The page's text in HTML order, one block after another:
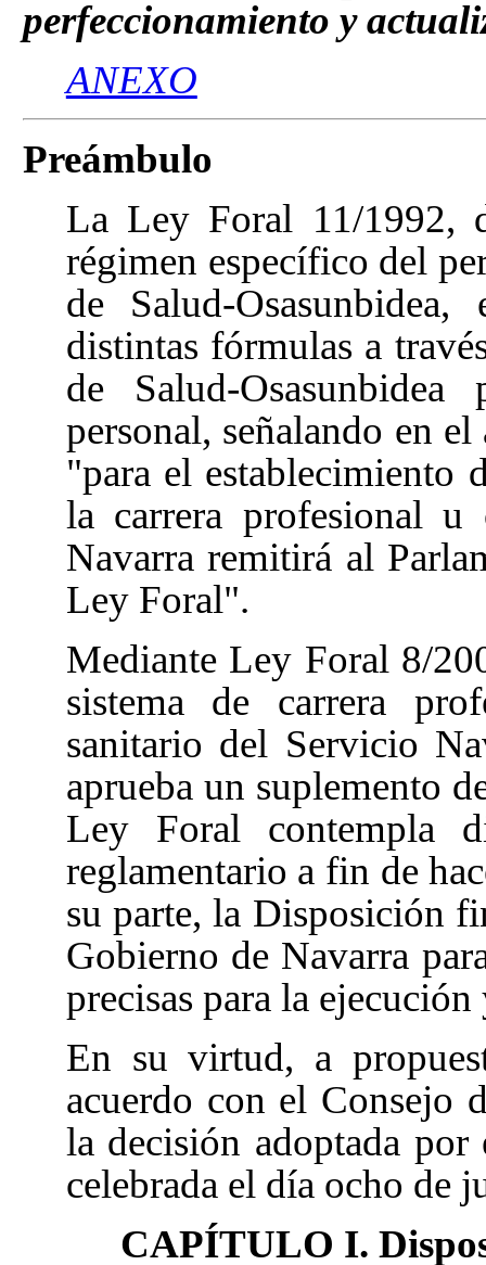
perfeccionamiento y
ANEXO
Preámbulo
La Ley Foral 11/1992,
régimen específico del
de Salud-
distintas fórmulas a
de Salud-
personal, señalando en
"para el establecimiento
la carrera profesional u
Navarra remitirá al
Ley Foral".
Mediante Ley Foral 8/
sistema de carrera
sanitario del Servicio
aprueba un suplemento
Ley Foral contempla
reglamentario a fin de
su parte, la Disposición
Gobierno de Navarra
precisas para la
En su virtud, a
acuerdo con el Consejo
la decisión adoptada
celebrada el día ocho de
CAPÍTULO I.